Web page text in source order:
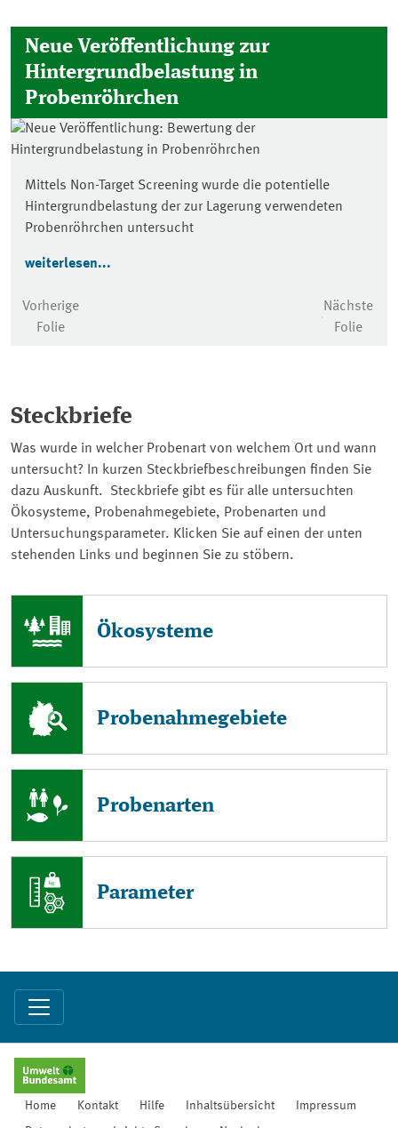
Neue Veröffentlichung zur
Hintergrundbelastung in
Probenröhrchen
Mittels Non-Target Screening wurde die potentielle
Hintergrundbelastung der zur Lagerung verwendeten
Probenröhrchen untersucht
weiterlesen...
Vorherige
Folie
Nächste
Folie
Steckbriefe
Was wurde in welcher Probenart von welchem Ort und wann
untersucht? In kurzen Steckbriefbeschreibungen finden Sie
dazu Auskunft. Steckbriefe gibt es für alle untersuchten
Ökosysteme, Probenahmegebiete, Probenarten und
Untersuchungsparameter. Klicken Sie auf einen der unten
stehenden Links und beginnen Sie zu stöbern.
Ökosysteme
Probenahmegebiete
Probenarten
Parameter
Home Kontakt Hilfe Inhaltsübersicht Impressum